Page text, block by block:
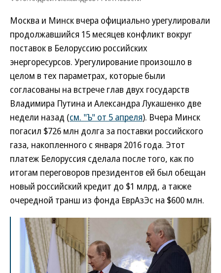
Москва и Минск вчера официально урегулировали
продолжавшийся 15 месяцев конфликт вокруг
поставок в Белоруссию российских
энергоресурсов. Урегулирование произошло в
целом в тех параметрах, которые были
согласованы на встрече глав двух государств
Владимира Путина и Александра Лукашенко две
недели назад (см. "Ъ" от 5 апреля). Вчера Минск
погасил $726 млн долга за поставки российского
газа, накопленного с января 2016 года. Этот
платеж Белоруссия сделала после того, как по
итогам переговоров президентов ей был обещан
новый российский кредит до $1 млрд, а также
очередной транш из фонда ЕврАзЭс на $600 млн.